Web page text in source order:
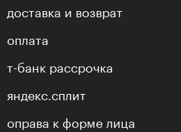
доставка и возврат
оплата
т-банк рассрочка
яндекс.сплит
оправа к форме лица